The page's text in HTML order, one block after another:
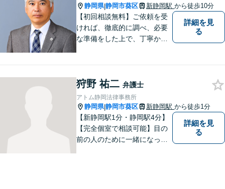
静岡県|静岡市葵区 新静岡駅 から徒歩10分
【初回相談無料】ご依頼を受
ければ、徹底的に調べ、必要
な準備をした上で、丁寧かつ
の損害賠償請求事件、相続・
離婚、破産・個人再生等は、
私が力を注ぎ、得意としてい
る分野です。
詳細を見
る
狩野 祐二 弁護士
アトム静岡法律事務所
静岡県|静岡市葵区 新静岡駅 から徒歩1分
【新静岡駅1分・静岡駅4分】
【完全個室で相談可能】目の
前の人のために一緒になって
詳細を見
る